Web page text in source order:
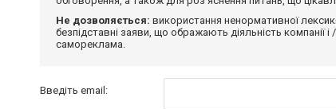
Не дозволяється: використання ненормативної
безпідставні заяви, що ображають діяльність компанії
самореклама.
Введіть email: